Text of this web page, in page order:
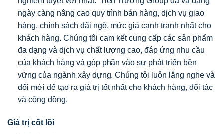
ngày càng nâng cao quy trình bán hàng, dịch vụ giao
hàng, chính sách đãi ngộ, mức giá cạnh tranh nhất cho
khách hàng. Chúng tôi cam kết cung cấp các sản phẩm
đa dạng và dịch vụ chất lượng cao, đáp ứng nhu cầu
của khách hàng và góp phần vào sự phát triển bền
vững của ngành xây dựng. Chúng tôi luôn lắng nghe và
đổi mới để tạo ra giá trị tốt nhất cho khách hàng, đối tác
và cộng đồng.
Giá trị cốt lõi